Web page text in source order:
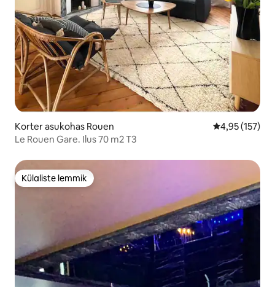
Korter asukohas Rouen Keskmine
4,95 (157)
Le Rouen Gare. Ilus 70 m2 T3
Külaliste lemmik
Külaliste lemmik